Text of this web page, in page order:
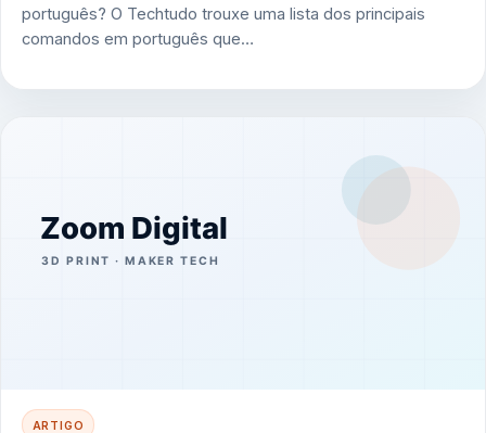
português? O Techtudo trouxe uma lista dos principais
comandos em português que…
ARTIGO